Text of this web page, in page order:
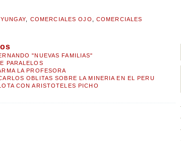
, COMERCIALES OJO , COMERCIALES
"NUEVAS FAMILIAS"
PARALELOS
LA PROFESORA
OBLITAS SOBRE LA MINERIA EN EL PERU
CON ARISTOTELES PICHO